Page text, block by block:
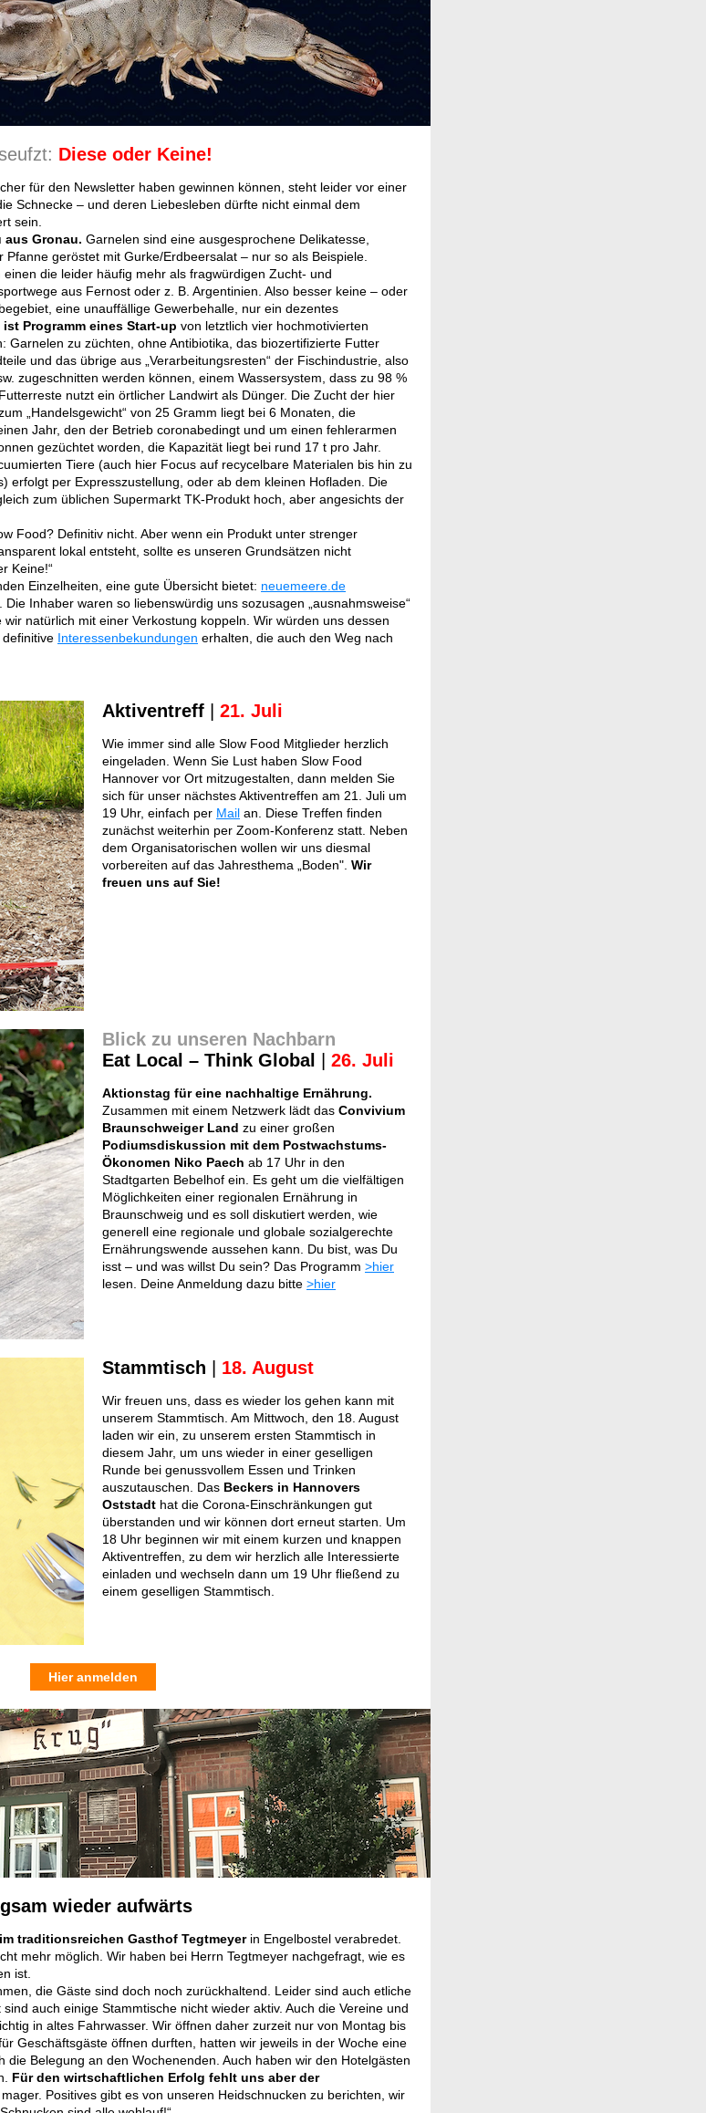
Diese oder Keine!
für den Newsletter haben gewinnen können, steht leider vor einer
Schnecke – und deren Liebesleben dürfte nicht einmal dem
sein.
aus Gronau. Garnelen sind eine ausgesprochene Delikatesse,
geröstet mit Gurke/Erdbeersalat – nur so als Beispiele.
die leider häufig mehr als fragwürdigen Zucht- und
aus Fernost oder z. B. Argentinien. Also besser keine – oder
eine unauffällige Gewerbehalle, nur ein dezentes
ist Programm eines Start-up von letztlich vier hochmotivierten
Garnelen zu züchten, ohne Antibiotika, das biozertifizierte Futter
und das übrige aus „Verarbeitungsresten“ der Fischindustrie, also
zugeschnitten werden können, einem Wassersystem, dass zu 98 %
nutzt ein örtlicher Landwirt als Dünger. Die Zucht der hier
„Handelsgewicht“ von 25 Gramm liegt bei 6 Monaten, die
Jahr, den der Betrieb coronabedingt und um einen fehlerarmen
gezüchtet worden, die Kapazität liegt bei rund 17 t pro Jahr.
Tiere (auch hier Focus auf recycelbare Materialen bis hin zu
erfolgt per Expresszustellung, oder ab dem kleinen Hofladen. Die
zum üblichen Supermarkt TK-Produkt hoch, aber angesichts der
Food? Definitiv nicht. Aber wenn ein Produkt unter strenger
lokal entsteht, sollte es unseren Grundsätzen nicht
Keine!“
Einzelheiten, eine gute Übersicht bietet: neuemeere.de
Die Inhaber waren so liebenswürdig uns sozusagen „ausnahmsweise“
wir natürlich mit einer Verkostung koppeln. Wir würden uns dessen
Interessenbekundungen erhalten, die auch den Weg nach
Aktiventreff 21. Juli
Wie immer sind alle Slow Food Mitglieder herzlich
eingeladen. Wenn Sie Lust haben Slow Food
Hannover vor Ort mitzugestalten, dann melden Sie
sich für unser nächstes Aktiventreffen am 21. Juli um
19 Uhr, einfach per Mail an. Diese Treffen finden
zunächst weiterhin per Zoom-Konferenz statt. Neben
dem Organisatorischen wollen wir uns diesmal
vorbereiten auf das Jahresthema „Boden". Wir
freuen uns auf Sie!
Blick zu unseren Nachbarn
Eat Local – Think Global
26. Juli
Aktionstag für eine nachhaltige Ernährung.
Zusammen mit einem Netzwerk lädt das Convivium
Braunschweiger Land zu einer großen
Podiumsdiskussion mit dem Postwachstums-
Ökonomen Niko Paech ab 17 Uhr in den
Stadtgarten Bebelhof ein. Es geht um die vielfältigen
Möglichkeiten einer regionalen Ernährung in
Braunschweig und es soll diskutiert werden, wie
generell eine regionale und globale sozialgerechte
Ernährungswende aussehen kann. Du bist, was Du
isst – und was willst Du sein? Das Programm >hier
lesen. Deine Anmeldung dazu bitte >hier
Stammtisch 18. August
Wir freuen uns, dass es wieder los gehen kann mit
unserem Stammtisch. Am Mittwoch, den 18. August
laden wir ein, zu unserem ersten Stammtisch in
diesem Jahr, um uns wieder in einer geselligen
Runde bei genussvollem Essen und Trinken
auszutauschen. Das Beckers in Hannovers
Oststadt hat die Corona-Einschränkungen gut
überstanden und wir können dort erneut starten. Um
18 Uhr beginnen wir mit einem kurzen und knappen
Aktiventreffen, zu dem wir herzlich alle Interessierte
einladen und wechseln dann um 19 Uhr fließend zu
einem geselligen Stammtisch.
Hier anmelden
wieder aufwärts
traditionsreichen Gasthof Tegtmeyerin Engelbostel verabredet.
mehr möglich. Wir haben bei Herrn Tegtmeyer nachgefragt, wie es
ist.
die Gäste sind doch noch zurückhaltend. Leider sind auch etliche
auch einige Stammtische nicht wieder aktiv. Auch die Vereine und
in altes Fahrwasser. Wir öffnen daher zurzeit nur von Montag bis
Geschäftsgäste öffnen durften, hatten wir jeweils in der Woche eine
die Belegung an den Wochenenden. Auch haben wir den Hotelgästen
Für den wirtschaftlichen Erfolg fehlt uns aber der
mager. Positives gibt es von unseren Heidschnucken zu berichten, wir